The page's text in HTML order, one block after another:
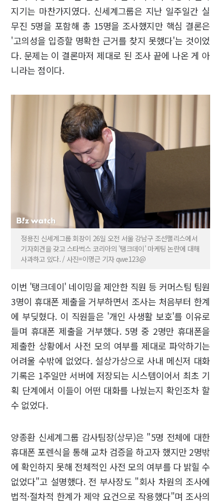
지기는 마찬가지였다. 신세계그룹은 지난 일주일간 실
무진 5명을 포함해 총 15명을 조사했지만 핵심 결론은
'고의성을 입증할 명확한 근거를 찾지 못했다'는 것이었
다. 문제는 이 결론마저 제대로 된 조사 끝에 나온 게 아
니라는 점이다.
정용진 신세계그룹 회장이 26일 오전 서울 강남구 조선팰리스에서
기자회견을 갖고 스타벅스 코리아의 '탱크데이' 마케팅 논란에 대해
사과하고 있다. / 사진=이명근 기자 qwe123@
이번 '탱크데이' 네이밍을 제안한 직원 등 커머스팀 팀원
3명이 휴대폰 제출을 거부하면서 조사는 처음부터 한계
에 부딪혔다. 이 직원들은 '개인 사생활 보호'를 이유로
들며 휴대폰 제출을 거부했다. 5명 중 2명만 휴대폰을
제출한 상황에서 사전 모의 여부를 제대로 파악하기는
어려울 수밖에 없었다. 설상가상으로 사내 메신저 대화
기록은 1주일만 서버에 저장되는 시스템이어서 최초 기
획 단계에서 이들이 어떤 대화를 나눴는지 확인조차 할
수 없었다.
양종환 신세계그룹 감사팀장(상무)은 "5명 전체에 대한
휴대폰 포렌식을 통해 교차 검증을 하고자 했지만 2명밖
에 확인하지 못해 전체적인 사전 모의 여부를 다 밝힐 수
없었다"고 설명했다. 전 부사장도 "회사 차원의 조사에
법적·절차적 한계가 제약 요건으로 작용했다"며 조사의